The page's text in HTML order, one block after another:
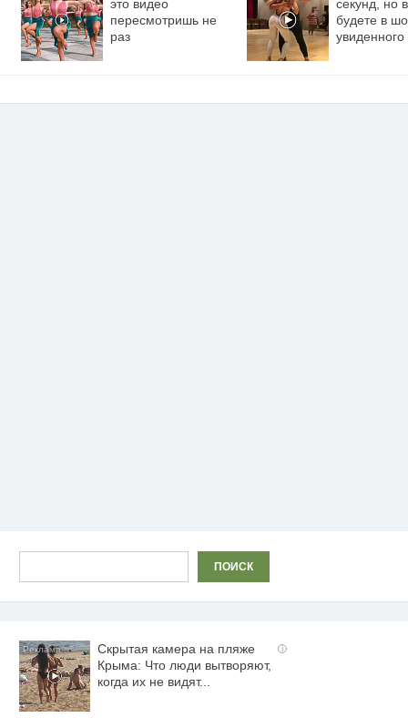
это видео
пересмотришь не
раз
секунд, но
будете в
увиденного
ПОИСК
i
Скрытая камера на пляже
Крыма: Что люди вытворяют,
когда их не видят...